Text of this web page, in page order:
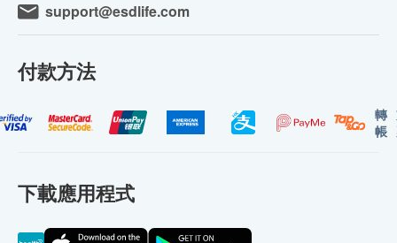
support@esdlife.com
付款方法
轉
帳
下載應用程式